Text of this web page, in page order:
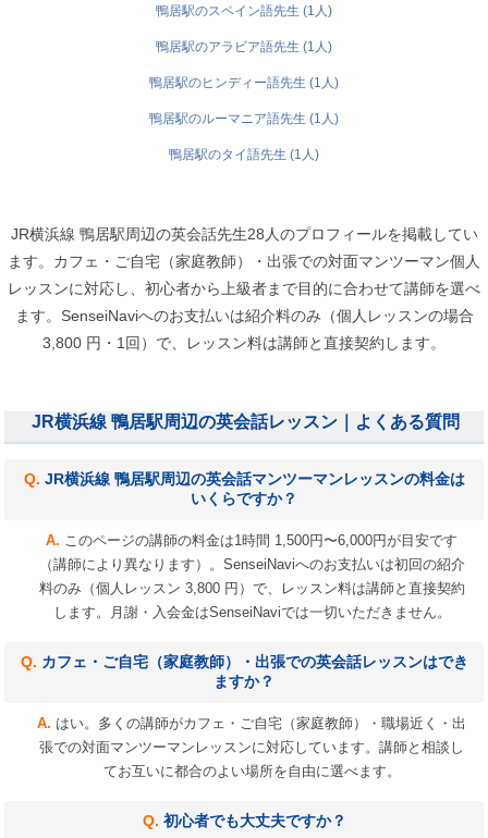
鴨居駅のスペイン語先生 (1人)
鴨居駅のアラビア語先生 (1人)
鴨居駅のヒンディー語先生 (1人)
鴨居駅のルーマニア語先生 (1人)
鴨居駅のタイ語先生 (1人)
JR横浜線 鴨居駅周辺の英会話先生28人のプロフィールを掲載してい
ます。カフェ・ご自宅（家庭教師）・出張での対面マンツーマン個人
レッスンに対応し、初心者から上級者まで目的に合わせて講師を選べ
ます。SenseiNaviへのお支払いは紹介料のみ（個人レッスンの場合
3,800 円・1回）で、レッスン料は講師と直接契約します。
JR横浜線 鴨居駅周辺の英会話レッスン｜よくある質問
JR横浜線 鴨居駅周辺の英会話マンツーマンレッスンの料金は
いくらですか？
このページの講師の料金は1時間 1,500円〜6,000円が目安です
（講師により異なります）。SenseiNaviへのお支払いは初回の紹介
料のみ（個人レッスン 3,800 円）で、レッスン料は講師と直接契約
します。月謝・入会金はSenseiNaviでは一切いただきません。
カフェ・ご自宅（家庭教師）・出張での英会話レッスンはでき
ますか？
はい。多くの講師がカフェ・ご自宅（家庭教師）・職場近く・出
張での対面マンツーマンレッスンに対応しています。講師と相談し
てお互いに都合のよい場所を自由に選べます。
初心者でも大丈夫ですか？